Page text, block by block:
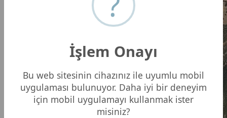
Dinar Pınarlı Tabiat Parkı
İşlem Onayı
Bu web sitesinin cihazınız ile uyumlu mobil
uygulaması bulunuyor. Daha iyi bir deneyim
için mobil uygulamayı kullanmak ister
misiniz?